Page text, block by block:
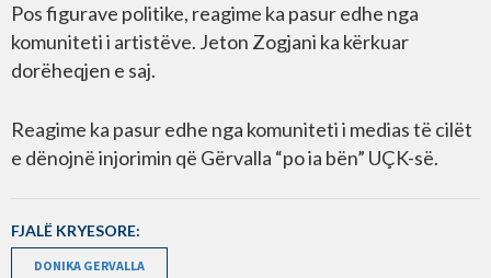
Pos figurave politike, reagime ka pasur edhe nga
komuniteti i artistëve. Jeton Zogjani ka kërkuar
dorëheqjen e saj.
Reagime ka pasur edhe nga komuniteti i medias të cilët
e dënojnë injorimin që Gërvalla “po ia bën” UÇK-së.
FJALË KRYESORE:
DONIKA GERVALLA